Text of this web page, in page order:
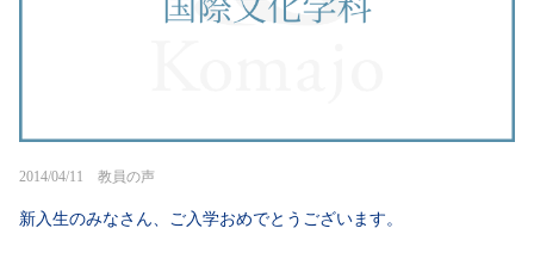
2014/04/11 教員の声
新入生のみなさん、ご入学おめでとうございます。